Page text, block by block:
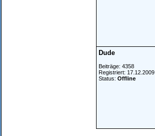
Dude
Beiträge: 4358
Registriert: 17.12.2009
Status: Offline